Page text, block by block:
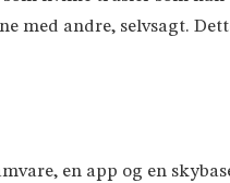
med andre, selvsagt.
en app og en